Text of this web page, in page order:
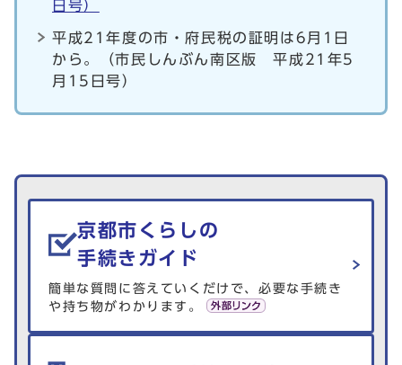
日号）
平成21年度の市・府民税の証明は6月1日
から。（市民しんぶん南区版 平成21年5
月15日号）
生活情報を探す
京都市くらしの
手続きガイド
簡単な質問に答えていくだけで、必要な手続き
や持ち物がわかります。